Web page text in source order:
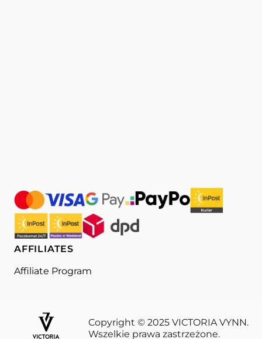
AFFILIATES
Affiliate Program
Copyright © 2025 VICTORIA VYNN.
Wszelkie prawa zastrzeżone.